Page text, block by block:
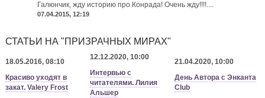
Галюнчик, жду историю про Конрада! Очень жду!!!!....
07.04.2015, 12:19
СТАТЬИ НА "ПРИЗРАЧНЫХ МИРАХ"
18.05.2016, 08:10
Красиво уходят в
закат. Valery Frost
12.12.2020, 10:00
Интервью с
читателями. Лилия
Альшер
21.04.2020, 10:00
День Автора с Энканта
Club